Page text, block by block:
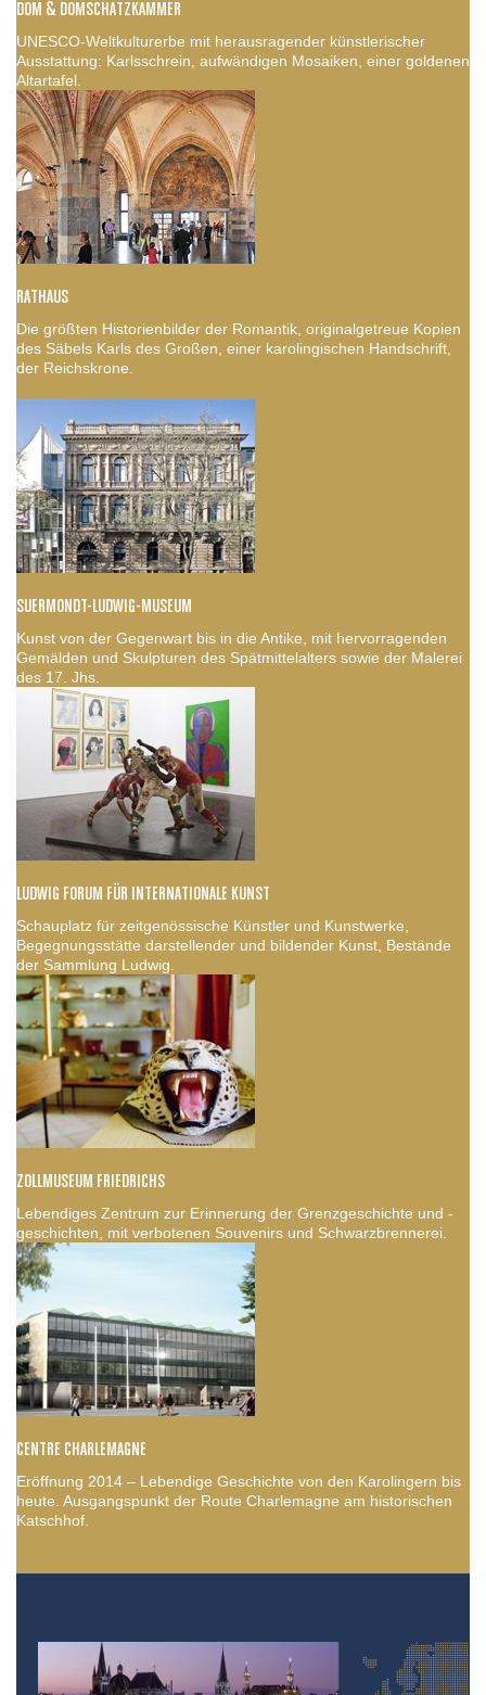
DOM & DOMSCHATZKAMMER
UNESCO-Weltkulturerbe mit herausragender künstlerischer
Ausstattung: Karlsschrein, aufwändigen Mosaiken, einer goldenen
Altartafel.
RATHAUS
Die größten Historienbilder der Romantik, originalgetreue Kopien
des Säbels Karls des Großen, einer karolingischen Handschrift,
der Reichskrone.
SUERMONDT-LUDWIG-MUSEUM
Kunst von der Gegenwart bis in die Antike, mit hervorragenden
Gemälden und Skulpturen des Spätmittelalters sowie der Malerei
des 17. Jhs.
LUDWIG FORUM FÜR INTERNATIONALE KUNST
Schauplatz für zeitgenössische Künstler und Kunstwerke,
Begegnungsstätte darstellender und bildender Kunst, Bestände
der Sammlung Ludwig.
ZOLLMUSEUM FRIEDRICHS
Lebendiges Zentrum zur Erinnerung der Grenzgeschichte und -
geschichten, mit verbotenen Souvenirs und Schwarzbrennerei.
CENTRE CHARLEMAGNE
Eröffnung 2014 – Lebendige Geschichte von den Karolingern bis
heute. Ausgangspunkt der Route Charlemagne am historischen
Katschhof.